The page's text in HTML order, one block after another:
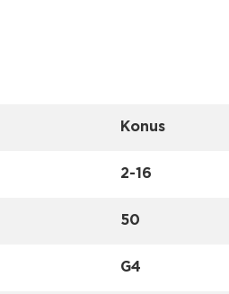
Konus
2-16
50
G4